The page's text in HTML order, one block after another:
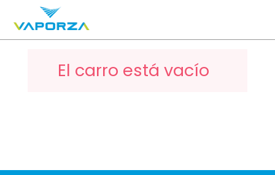
El carro está vacío